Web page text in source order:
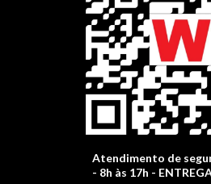
Atendimento de
- 8h às 17h -